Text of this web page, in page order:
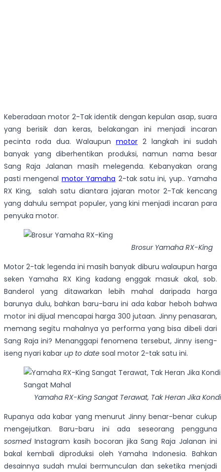
Keberadaan motor 2-Tak identik dengan kepulan asap, suara
yang berisik dan keras, belakangan ini menjadi incaran
pecinta roda dua. Walaupun motor 2 langkah ini sudah
banyak yang diberhentikan produksi, namun nama besar
Sang Raja Jalanan masih melegenda. Kebanyakan orang
pasti mengenal motor Yamaha 2-tak satu ini, yup.. Yamaha
RX King, salah satu diantara jajaran motor 2-Tak kencang
yang dahulu sempat populer, yang kini menjadi incaran para
penyuka motor.
Brosur Yamaha RX-King
Motor 2-tak legenda ini masih banyak diburu walaupun harga
seken Yamaha RX King kadang enggak masuk akal, sob.
Banderol yang ditawarkan lebih mahal daripada harga
barunya dulu, bahkan baru-baru ini ada kabar heboh bahwa
motor ini dijual mencapai harga 300 jutaan. Jinny penasaran,
memang segitu mahalnya ya performa yang bisa dibeli dari
Sang Raja ini? Menanggapi fenomena tersebut, Jinny iseng-
iseng nyari kabar up to date soal motor 2-tak satu ini.
Yamaha RX-King Sangat Terawat, Tak Heran Jika
Rupanya ada kabar yang menurut Jinny benar-benar cukup
mengejutkan. Baru-baru ini ada seseorang pengguna
sosmedInstagram kasih bocoran jika Sang Raja Jalanan ini
bakal kembali diproduksi oleh Yamaha Indonesia. Bahkan
desainnya sudah mulai bermunculan dan seketika menjadi